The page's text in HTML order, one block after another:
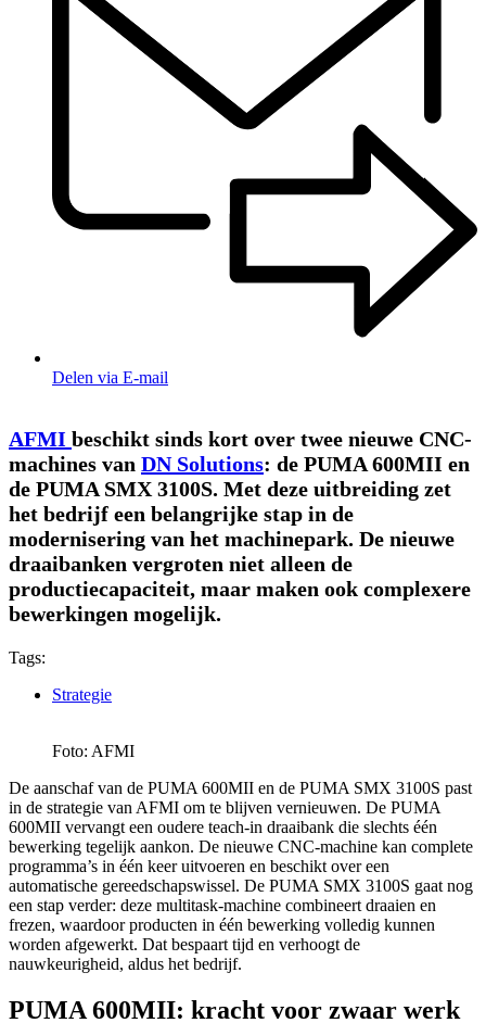
Delen via E-mail
AFMI beschikt sinds kort over twee nieuwe CNC-
machines van DN Solutions: de PUMA 600MII en
de PUMA SMX 3100S. Met deze uitbreiding zet
het bedrijf een belangrijke stap in de
modernisering van het machinepark. De nieuwe
draaibanken vergroten niet alleen de
productiecapaciteit, maar maken ook complexere
bewerkingen mogelijk.
Tags:
Strategie
Foto: AFMI
De aanschaf van de PUMA 600MII en de PUMA SMX 3100S past
in de strategie van AFMI om te blijven vernieuwen. De PUMA
600MII vervangt een oudere teach-in draaibank die slechts één
bewerking tegelijk aankon. De nieuwe CNC-machine kan complete
programma’s in één keer uitvoeren en beschikt over een
automatische gereedschapswissel. De PUMA SMX 3100S gaat nog
een stap verder: deze multitask-machine combineert draaien en
frezen, waardoor producten in één bewerking volledig kunnen
worden afgewerkt. Dat bespaart tijd en verhoogt de
nauwkeurigheid, aldus het bedrijf.
PUMA 600MII: kracht voor zwaar werk